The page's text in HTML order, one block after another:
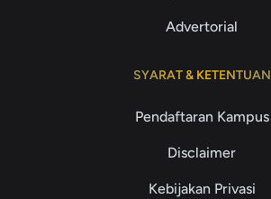
Advertorial
SYARAT & KETENTUAN
Pendaftaran Kampus
Disclaimer
Kebijakan Privasi